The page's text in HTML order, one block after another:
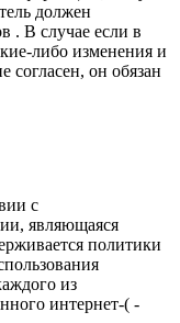
должен
. В случае если в
либо изменения и
согласен, он обязан
с
являющаяся
политики
из
интернет-( -